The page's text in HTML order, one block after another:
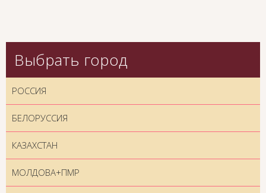
Выбрать город
РОССИЯ
БЕЛОРУССИЯ
КАЗАХСТАН
МОЛДОВА+ПМР